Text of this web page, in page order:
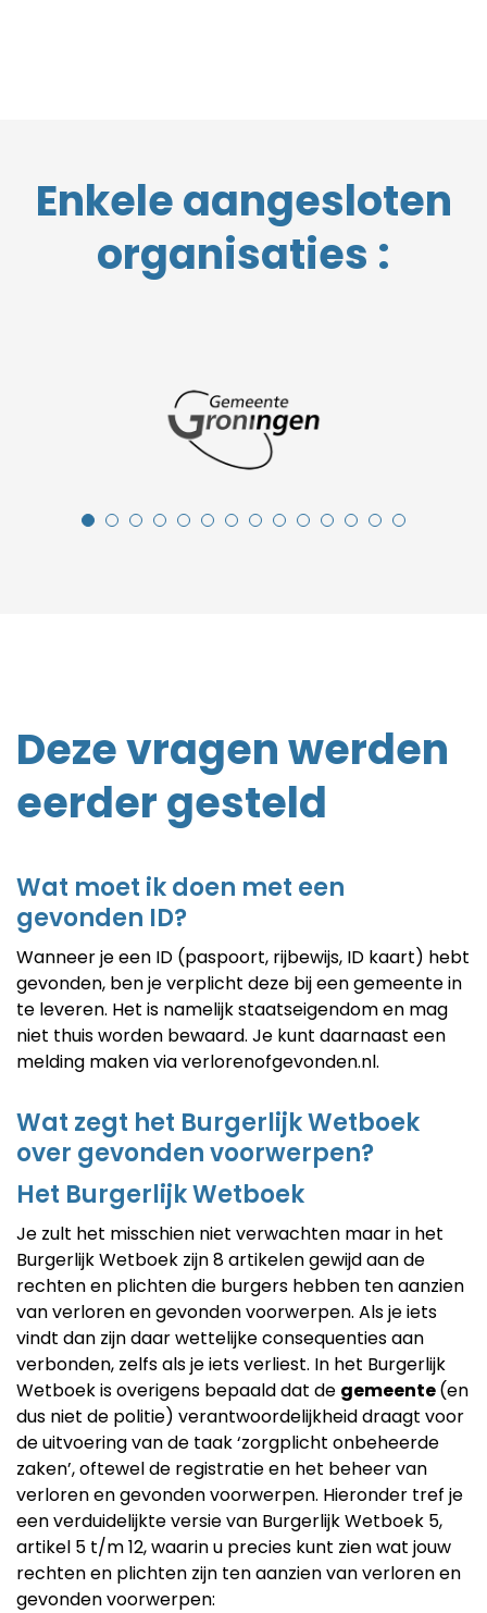
Enkele aangesloten
organisaties :
Deze vragen werden
eerder gesteld
Wat moet ik doen met een
gevonden ID?
Wanneer je een ID (paspoort, rijbewijs, ID kaart) hebt
gevonden, ben je verplicht deze bij een gemeente in
te leveren. Het is namelijk staatseigendom en mag
niet thuis worden bewaard. Je kunt daarnaast een
melding maken via verlorenofgevonden.nl.
Wat zegt het Burgerlijk Wetboek
over gevonden voorwerpen?
Het Burgerlijk Wetboek
Je zult het misschien niet verwachten maar in het
Burgerlijk Wetboek zijn 8 artikelen gewijd aan de
rechten en plichten die burgers hebben ten aanzien
van verloren en gevonden voorwerpen. Als je iets
vindt dan zijn daar wettelijke consequenties aan
verbonden, zelfs als je iets verliest. In het Burgerlijk
Wetboek is overigens bepaald dat de gemeente(en
dus niet de politie) verantwoordelijkheid draagt voor
de uitvoering van de taak ‘zorgplicht onbeheerde
zaken’, oftewel de registratie en het beheer van
verloren en gevonden voorwerpen. Hieronder tref je
een verduidelijkte versie van Burgerlijk Wetboek 5,
artikel 5 t/m 12, waarin u precies kunt zien wat jouw
rechten en plichten zijn ten aanzien van verloren en
gevonden voorwerpen: